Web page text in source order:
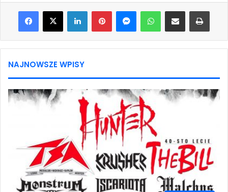
Facebook
X LinkedInPinterestMessengerWhatsAppShare via Email Print
NAJNOWSZE WPISY